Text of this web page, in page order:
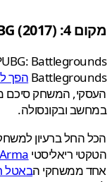
4:
PUBG(2017) – מכר 75 מיליון עותקים
הפך
ובקונסולה.
החל ברעיון למשחק
ריאליסטיArma
ממשחקי הבאטל רויאל